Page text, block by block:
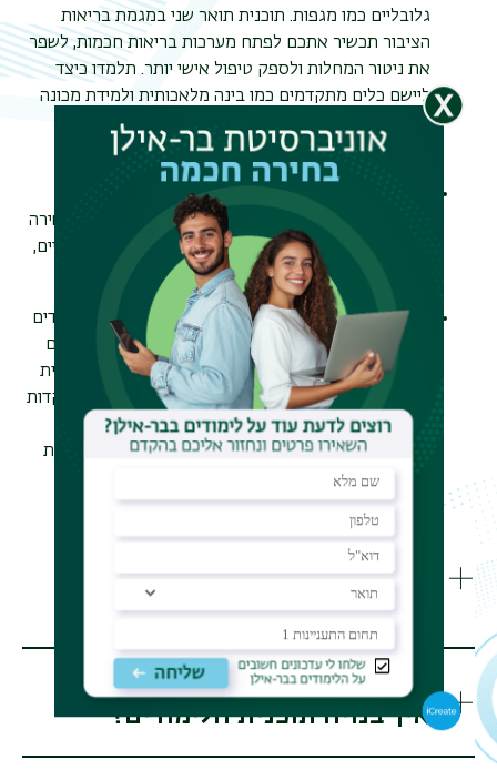
גלובליים כמו מגפות. תוכנית תואר שני במגמת בריאות
הציבור תכשיר אתכם לפתח מערכות בריאות חכמות, לשפר
את ניטור המחלות ולספק טיפול אישי יותר. תלמדו כיצד
ליישם כלים מתקדמים כמו בינה מלאכותית ולמידת מכונה
כדי לפתח אסטרטגיות יעילות למניעה, התמודדות
והתאוששות ממגפות עתידיות.
התוכנית משלבת את היתרונות של לימודי ניהול מערכות
בריאות עם התמחות ייחודית בבריאות הציבור. היא מכשירה
את בוגריה להתמודד עם אתגרי בריאות הציבור המודרניים,
תוך שימוש בכלים ניהוליים מתקדמים
בנוסף לכך, התוכנית מתאפיינת במספר יתרונות שמעמידים
אותה בחזית תחום בריאות הציבור: שילוב מרצים בכירים
ממערכת הבריאות ומתחום בריאות הציבור, גישה חדשנית
הכוללת שימוש בבינה מלאכותית ומדעי הנתונים, והתמקדות
באתגרים גלובליים כמו מגפות ושינויי אקלים. הלימודים
מתקיימים בקמפוס נגיש במרכז הארץ, וניתן להשלים את
התואר במסלול ללא תזה בתוך שנה קלנדרית בלבד
מהן אפשרויות התעסוקה
והקריירה?
איך בנויה תוכנית הלימודים?